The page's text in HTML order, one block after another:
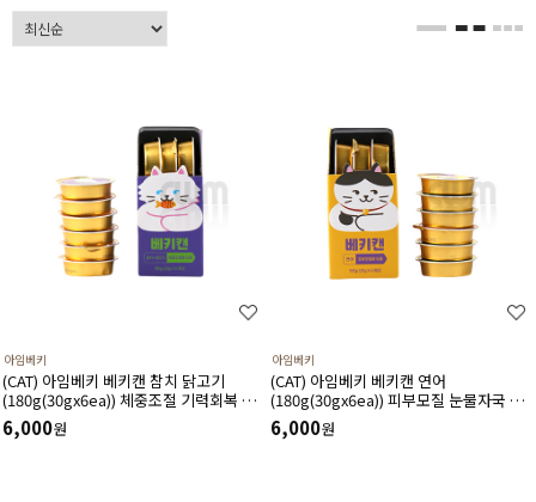
아임베키
(CAT) 아임베키 베키캔 참치 닭고기
(180g(30gx6ea)) 체중조절 기력회복 면
역력증진 심장보호에 도움 주는 고단백 저
칼로리 습식캔
6,000원
아임베키
(CAT) 아임베키 베키캔 연어
(180g(30gx6ea)) 피부모질 눈물자국 면
역력 심장보호에 도움주는 고단백 습식캔
6,000원